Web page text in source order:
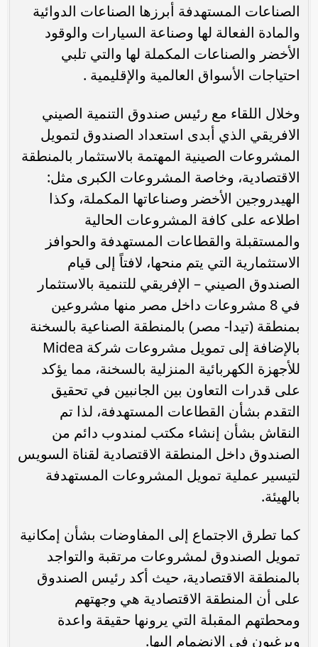
الصناعات المستهدفة أبرزها الصناعات الدوائية
والمادة الفعالة لها وصناعة السيارات والوقود
الأخضر والصناعات المكملة لها والتي تلبي
احتياجات الأسواق العالمية والإقليمية .
وخلال اللقاء مع رئيس صندوق التنمية الصيني
الافريقي الذي أبدى استعداد الصندوق لتمويل
المشروعات الصينية المهتمة بالاستثمار بالمنطقة
الاقتصادية، وخاصة المشروعات الكبرى مثل:
الهيدروجين الأخضر وصناعاتها المكملة، وكذا
اطلاعه على كافة المشروعات الحالية
والمستقبلة والقطاعات المستهدفة والحوافز
الاستثمارية التي يتم منحها، لافتاً إلى قيام
الصندوق الصيني – الإفريقي للتنمية بالاستثمار
في 8 مشروعات داخل مصر منها مشروعين
بمنطقة (تيدا- مصر) بالمنطقة الصناعية بالسخنة
بالإضافة إلى تمويل مشروعات شركة Midea
للأجهزة الكهربائية المنزلية بالسخنة، مما يؤكد
على قدرات التعاون بين الجانبين في تحقيق
التقدم بشأن القطاعات المستهدفة، لذا تم
النقاش بشأن إنشاء مكتب لمندوب دائم من
الصندوق داخل المنطقة الاقتصادية لقناة السويس
لتيسير عملية تمويل المشروعات المستهدفة
بالهيئة.
كما تطرق الاجتماع إلى المفاوضات بشأن إمكانية
تمويل الصندوق لمشروعات مرتقبة والتواجد
بالمنطقة الاقتصادية، حيث أكد رئيس الصندوق
على أن المنطقة الاقتصادية هي وجهتهم
ومحطتهم المقبلة التي يرونها حقيقة واعدة
ويرغبون في الانضمام إليها.